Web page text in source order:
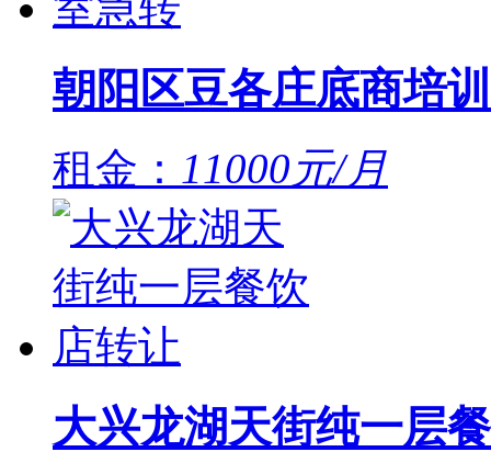
朝阳区豆各庄底商培
租金： 11000元/月
大兴龙湖天街纯一层